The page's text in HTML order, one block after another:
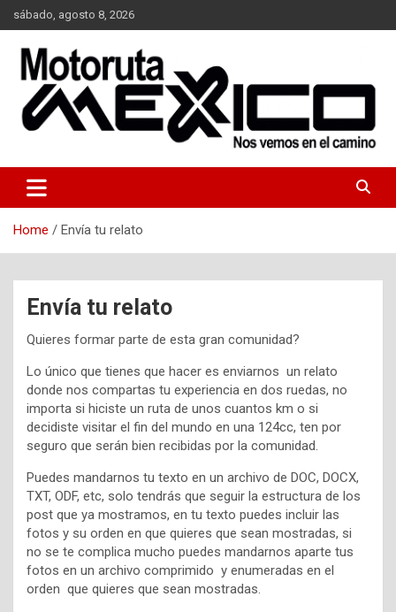
Skip
to
content
sábado, agosto 8, 2026
Moto Ruta Mexico
Home Envía tu relato
Envía tu relato
Quieres formar parte de esta gran comunidad?
Lo único que tienes que hacer es enviarnos un relato
donde nos compartas tu experiencia en dos ruedas, no
importa si hiciste un ruta de unos cuantos km o si
decidiste visitar el fin del mundo en una 124cc, ten por
seguro que serán bien recibidas por la comunidad.
Puedes mandarnos tu texto en un archivo de DOC, DOCX,
TXT, ODF, etc, solo tendrás que seguir la estructura de los
post que ya mostramos, en tu texto puedes incluir las
fotos y su orden en que quieres que sean mostradas, si
no se te complica mucho puedes mandarnos aparte tus
fotos en un archivo comprimido y enumeradas en el
orden que quieres que sean mostradas.